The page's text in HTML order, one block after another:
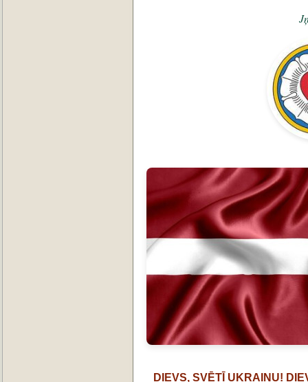
DIEVS, SVĒTĪ UKRAINU!